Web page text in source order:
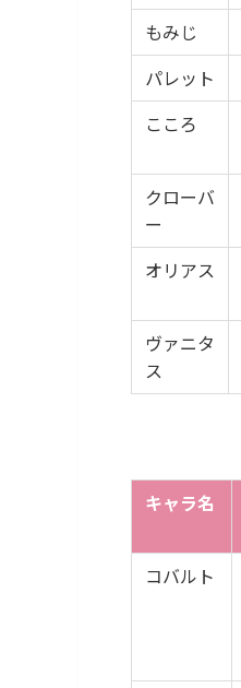
もみじ
パレット
こころ
クローバ
ー
オリアス
ヴァニタ
ス
キャラ名
コバルト